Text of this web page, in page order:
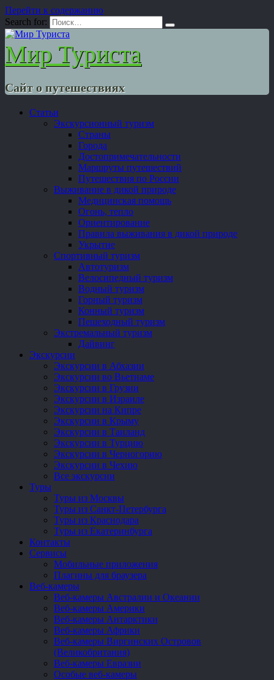
Перейти к содержанию
Search for:
Мир Туриста
Сайт о путешествиях
Статьи
Экскурсионный туризм
Страны
Города
Достопримечательности
Маршруты путешествий
Путешествия по России
Выживание в дикой природе
Медицинская помощь
Огонь, тепло
Ориентирование
Правила выживания в дикой природе
Укрытие
Спортивный туризм
Автотуризм
Велосипедный туризм
Водный туризм
Горный туризм
Конный туризм
Пешеходный туризм
Экстремальный туризм
Дайвинг
Экскурсии
Экскурсии в Абхазии
Экскурсии во Вьетнаме
Экскурсии в Грузии
Экскурсии в Израиле
Экскурсии на Кипре
Экскурсии в Крыму
Экскурсии в Таиланд
Экскурсии в Турцию
Экскурсии в Черногорию
Экскурсии в Чехию
Все экскурсии
Туры
Туры из Москвы
Туры из Санкт-Петербурга
Туры из Краснодара
Туры из Екатеринбурга
Контакты
Сервисы
Мобильные приложения
Плагины для браузера
Веб-камеры
Веб-камеры Австралии и Океании
Веб-камеры Америки
Веб-камеры Антарктики
Веб-камеры Африки
Веб-камеры Виргинских Островов
(Великобритания)
Веб-камеры Евразии
Особые веб-камеры